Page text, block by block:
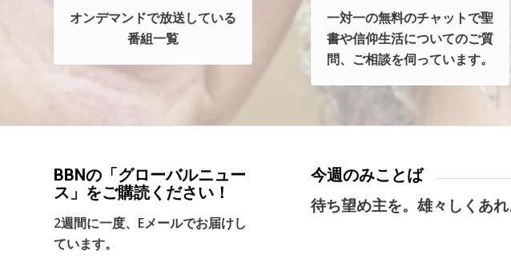
オンデマンドで放送している
番組一覧
一対一の無料のチャットで聖
書や信仰生活についてのご質
問、ご相談を伺っています。
BBNの「グローバルニュー
ス」をご購読ください！
2週間に一度、Eメールでお届けし
ています。
今週のみことば
待ち望め主を。雄々しくあ